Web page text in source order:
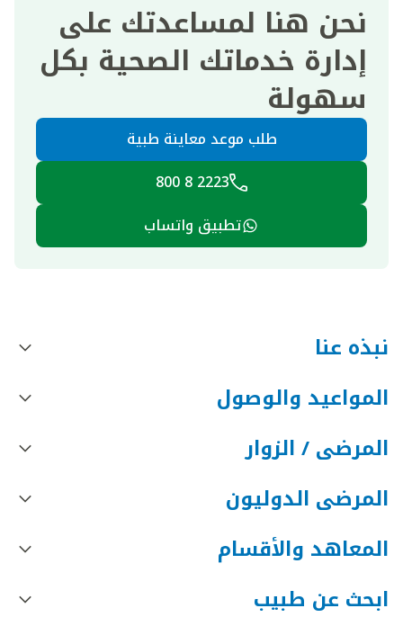
نحن هنا لمساعدتك على
إدارة خدماتك الصحية بكل
سهولة
طلب موعد معاينة طبية
2223 8 800
تطبيق واتساب
نبذه عنا
المواعيد والوصول
المرضى / الزوار
المرضى الدوليون
المعاهد والأقسام
ابحث عن طبيب